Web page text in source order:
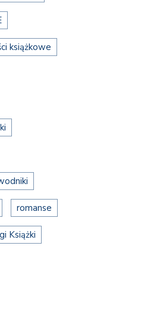
książkowe
romanse
Książki